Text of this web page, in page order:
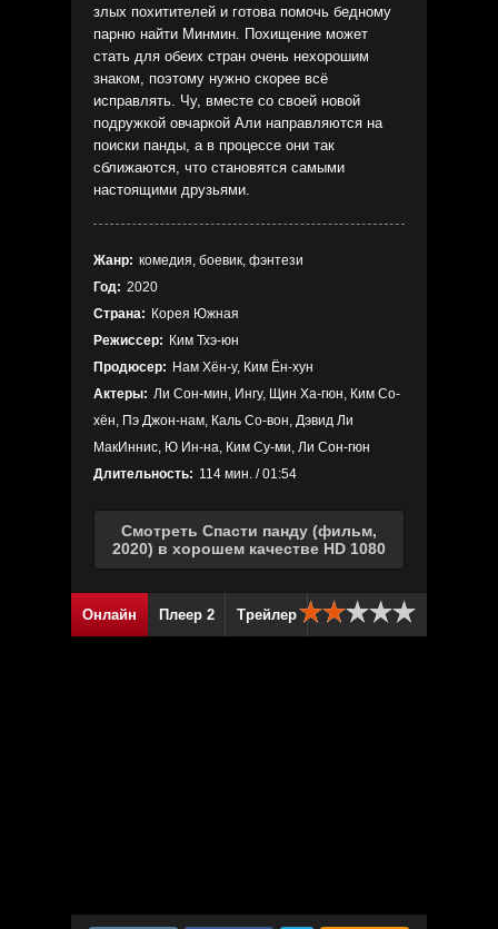
злых похитителей и готова помочь бедному
парню найти Минмин. Похищение может
стать для обеих стран очень нехорошим
знаком, поэтому нужно скорее всё
исправлять. Чу, вместе со своей новой
подружкой овчаркой Али направляются на
поиски панды, а в процессе они так
сближаются, что становятся самыми
настоящими друзьями.
Жанр: комедия, боевик, фэнтези
Год: 2020
Страна: Корея Южная
Режиссер: Ким Тхэ-юн
Продюсер: Нам Хён-у, Ким Ён-хун
Актеры: Ли Сон-мин, Ингу, Щин Ха-гюн, Ким Со-
хён, Пэ Джон-нам, Каль Со-вон, Дэвид Ли
МакИннис, Ю Ин-на, Ким Су-ми, Ли Сон-гюн
Длительность: 114 мин. / 01:54
Смотреть Спасти панду (фильм,
2020) в хорошем качестве HD 1080
Онлайн Плеер 2 Трейлер